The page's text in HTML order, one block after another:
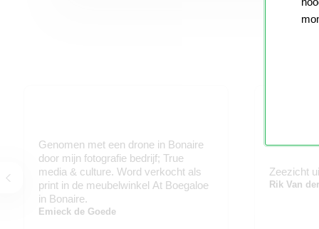
Genomen met een drone in Bonaire
door mijn fotografie bedrijf; True
media & culture. Word verkocht als
print in de meubelwinkel At Boegaloe
in Bonaire.
Emieck de Goede
Zeezicht
Rik Van